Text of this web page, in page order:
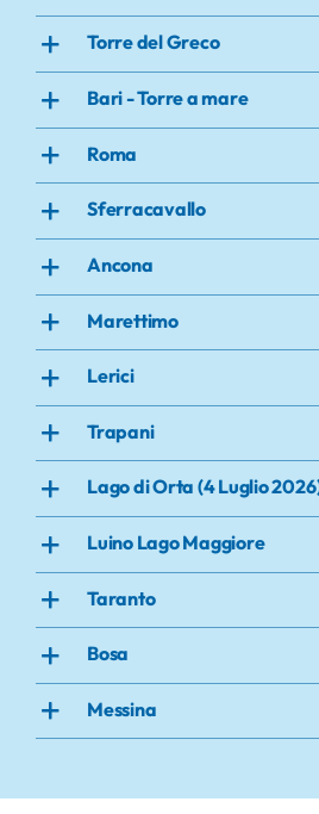
Torre del Greco
Bari - Torre a mare
Roma
Sferracavallo
Ancona
Marettimo
Lerici
Trapani
Lago di Orta (4 Luglio
Luino Lago Maggiore
Taranto
Bosa
Messina